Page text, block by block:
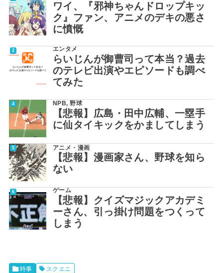
ワイ、『邪神ちゃんドロップキッ
ク』ファン、アニメのデキの悪さ
に憤慨
エンタメ
らいじんが御曹司って本当？過去
のテレビ出演やエピソードも調べ
てみた
NPB,野球
【悲報】広島・田中広輔、一塁手
に仙タイキックをかましてしまう
アニメ・漫画
【悲報】漫画家さん、野球を知ら
ない
ゲーム
【悲報】クイズマジックアカデミ
ーさん、引っ掛け問題をつくって
しまう
時事 スクエニ